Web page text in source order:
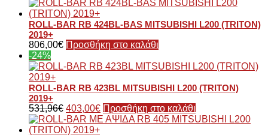
ROLL-BAR RB 424BL-BAS MITSUBISHI L200 (TRITON)
2019+
806,00€ Προσθήκη στο καλάθι
-24%
ROLL-BAR RB 423BL MITSUBISHI L200 (TRITON)
2019+
531,96€ 403,00€ Προσθήκη στο καλάθι